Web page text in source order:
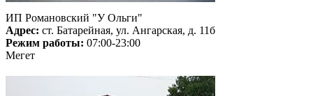
ИП Романовский "У Ольги"
Адрес: ст. Батарейная, ул. Ангарская, д. 11б
Режим работы: 07:00-23:00
Мегет